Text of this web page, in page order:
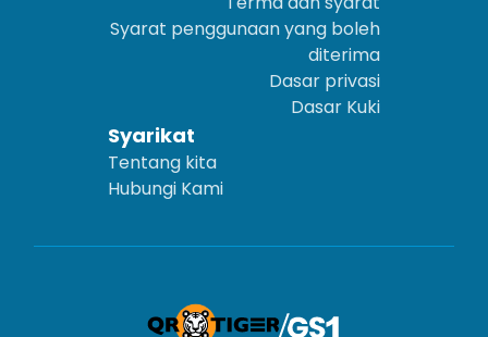
Syarat penggunaan yang boleh
diterima
Dasar privasi
Dasar Kuki
Syarikat
Tentang kita
Hubungi Kami